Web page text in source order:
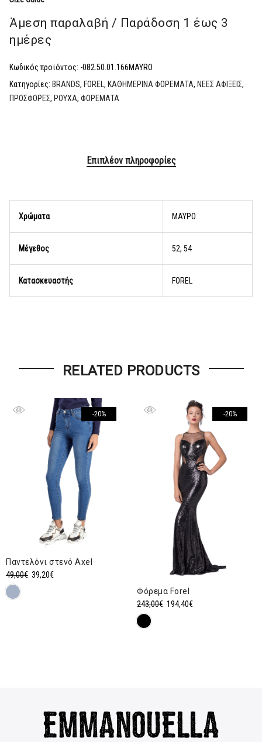
Άμεση παραλαβή / Παράδoση 1 έως 3
ημέρες
Κωδικός προϊόντος: -082.50.01.166MAYRO
Κατηγορίες: BRANDS, FOREL , ΚΑΘΗΜΕΡΙΝΑ ΦΟΡΕΜΑΤΑ, ΝΕΕΣ ΑΦΙΞΕΙΣ,
ΠΡΟΣΦΟΡΕΣ, ΡΟΥΧΑ, ΦΟΡΕΜΑΤΑ
Επιπλέον πληροφορίες
Χρώματα ΜΑΥΡΟ
Μέγεθος 52, 54
Κατασκευαστής FOREL
RELATED PRODUCTS
-20%
Παντελόνι στενό Αxel
49,00€ Original
39,20€Η
-20%
Φόρεμα Forel
243,00€ Original
194,40€Η